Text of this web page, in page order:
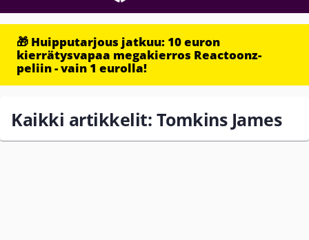
🎁 Huipputarjous jatkuu: 10 euron
kierrätysvapaa megakierros Reactoonz-
peliin - vain 1 eurolla!
Kaikki artikkelit: Tomkins James